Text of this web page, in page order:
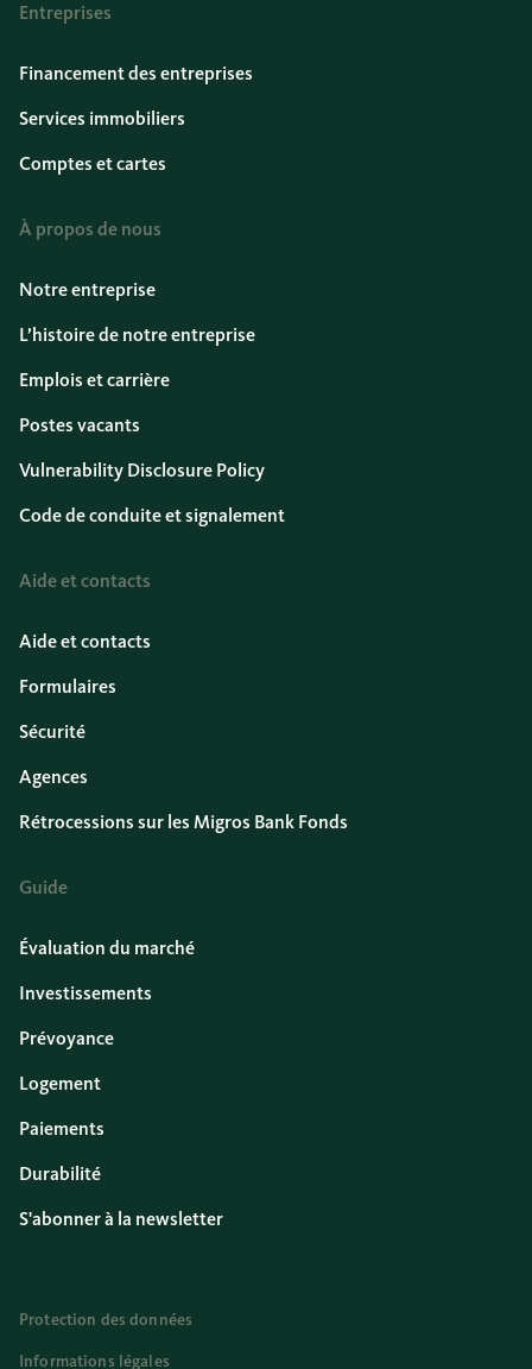
Entreprises
Financement des entreprises
Services immobiliers
Comptes et cartes
À propos de nous
Notre entreprise
L’histoire de notre entreprise
Emplois et carrière
Postes vacants
Vulnerability Disclosure Policy
Code de conduite et signalement
Aide et contacts
Aide et contacts
Formulaires
Sécurité
Agences
Rétrocessions sur les Migros Bank Fonds
Guide
Évaluation du marché
Investissements
Prévoyance
Logement
Paiements
Durabilité
S'abonner à la newsletter
Protection des données
Informations légales